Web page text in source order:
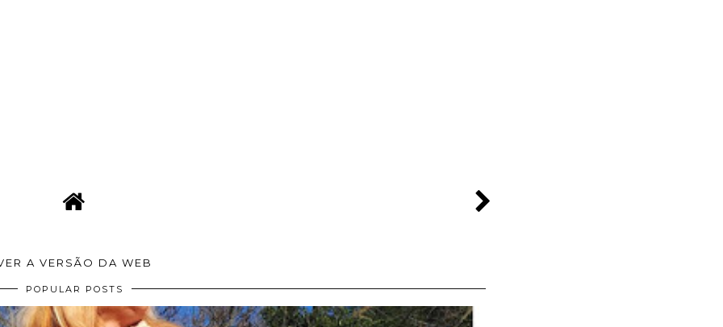
A VERSÃO DA WEB
POPULAR POSTS